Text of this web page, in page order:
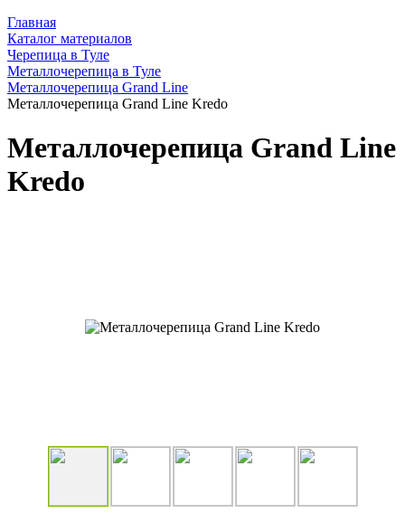
Главная
Каталог материалов
Черепица в Туле
Металлочерепица в Туле
Металлочерепица Grand Line
Металлочерепица Grand Line Kredo
Металлочерепица Grand Line
Kredo